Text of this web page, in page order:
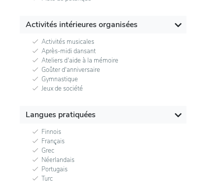
Activités intérieures organisées
Activités musicales
Après-midi dansant
Ateliers d'aide à la mémoire
Goûter d'anniversaire
Gymnastique
Jeux de société
Langues pratiquées
Finnois
Français
Grec
Néerlandais
Portugais
Turc